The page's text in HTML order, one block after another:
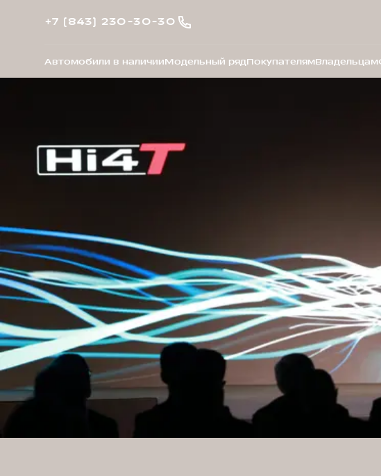
+7 (843) 230-30-30
Автомобили в наличииМодельный рядПокупателямВладельцам